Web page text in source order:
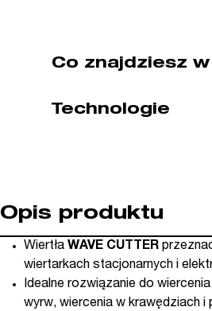
(nr
F031704500)
Co znajdziesz w
Technologie
Opis produktu
Wiertła WAVE CUTTER
wiertarkach stacjonarnych i
Idealne rozwiązanie do
wyrw, wiercenia w krawędziach